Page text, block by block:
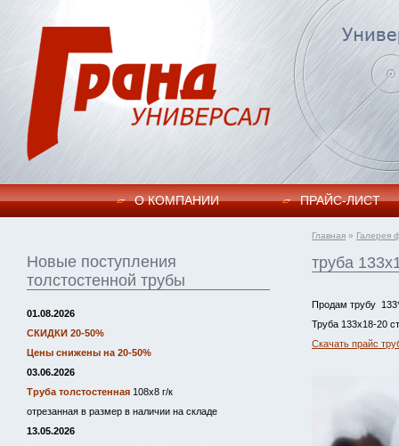
О КОМПАНИИ ПРАЙC-ЛИСТ
Новые поступления
толстостенной трубы
01.08.2026
СКИДКИ 20-50%
Цены снижены на 20-50%
03.06.2026
Труба толстостенная 108х8 г/к
отрезанная в размер в наличии на складе
13.05.2026
Главная » Галерея
труба
Продам трубу
Труба 133х18-20
Скачать прайс